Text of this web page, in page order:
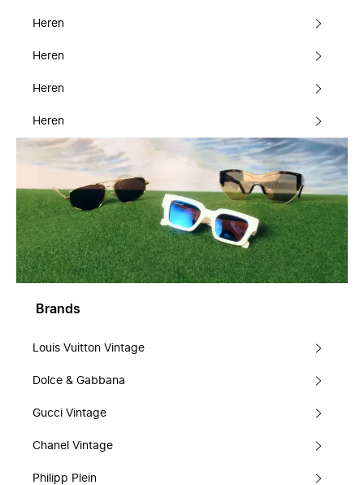
Heren
Heren
Heren
Heren
Brands
Louis Vuitton Vintage
Dolce & Gabbana
Gucci Vintage
Chanel Vintage
Philipp Plein